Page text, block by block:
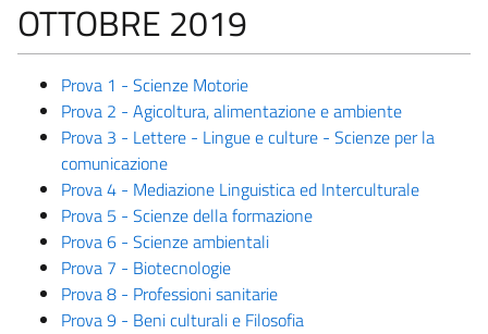
OTTOBRE 2019
Prova 1 - Scienze Motorie
Prova 2 - Agicoltura, alimentazione e ambiente
Prova 3 - Lettere - Lingue e culture - Scienze per la
comunicazione
Prova 4 - Mediazione Linguistica ed Interculturale
Prova 5 - Scienze della formazione
Prova 6 - Scienze ambientali
Prova 7 - Biotecnologie
Prova 8 - Professioni sanitarie
Prova 9 - Beni culturali e Filosofia